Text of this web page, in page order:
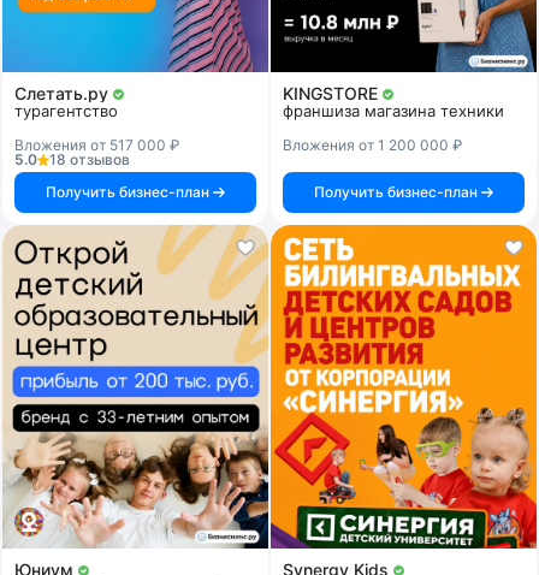
Слетать.ру
турагентство
Вложения от 517 000 ₽
5.0
18 отзывов
Получить бизнес-план
KINGSTORE
франшиза магазина техники
Вложения от 1 200 000 ₽
Получить бизнес-план
Юниум Synergy Kids